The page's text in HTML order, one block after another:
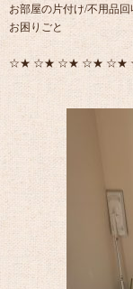
お部屋の片付け/不用品
お困りごと
☆★ ☆★ ☆★ ☆★ ☆★